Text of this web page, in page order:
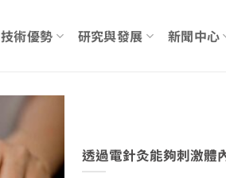
技術優勢 研究與發展 新聞中心
透過電針灸能夠刺激體